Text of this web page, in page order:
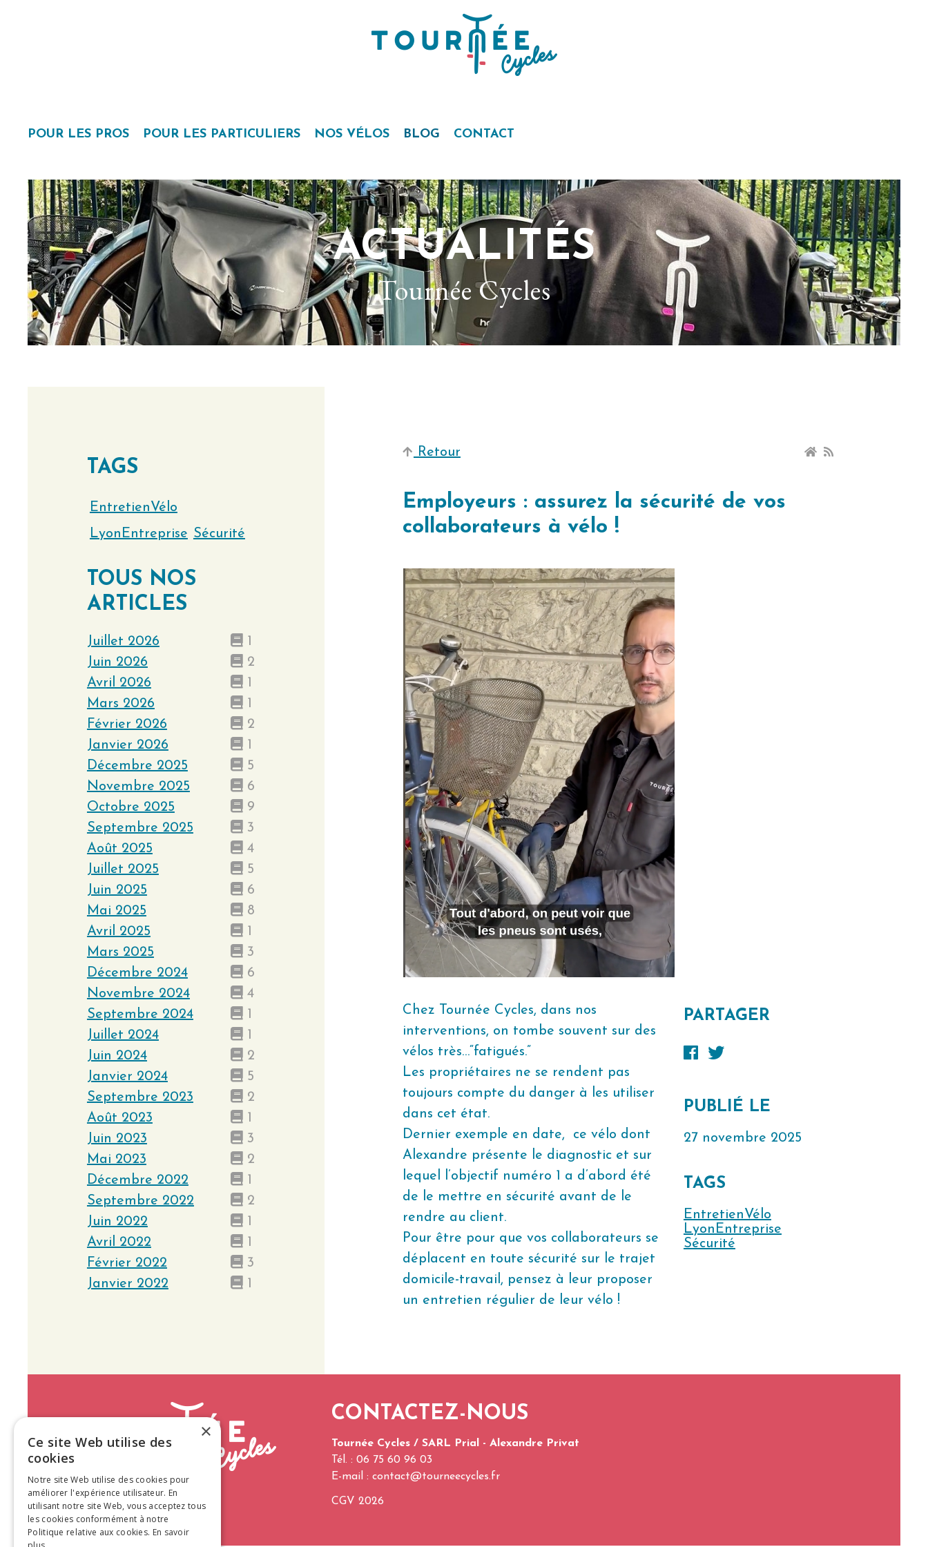
POUR LES PROS POUR LES PARTICULIERS NOS VÉLOS BLOG CONTACT
ACTUALITÉS
Tournée Cycles
Retour
Employeurs : assurez la sécurité de vos
collaborateurs à vélo !
PARTAGER
PUBLIÉ LE
27 novembre 2025
TAGS
EntretienVélo
LyonEntreprise
Sécurité
Chez Tournée Cycles, dans nos
interventions, on tombe souvent sur des
vélos très…“fatigués.”
Les propriétaires ne se rendent pas
toujours compte du danger à les utiliser
dans cet état.
Dernier exemple en date, ce vélo dont
Alexandre présente le diagnostic et sur
lequel l’objectif numéro 1 a d’abord été
de le mettre en sécurité avant de le
rendre au client.
Pour être pour que vos collaborateurs se
déplacent en toute sécurité sur le trajet
domicile-travail, pensez à leur proposer
un entretien régulier de leur vélo !
TAGS
EntretienVélo
LyonEntreprise Sécurité
TOUS NOS
ARTICLES
Juillet 2026
1
Juin 2026
2
Avril 2026
1
Mars 2026
1
Février 2026
2
Janvier 2026
1
Décembre 2025
5
Novembre 2025
6
Octobre 2025
9
Septembre 2025
3
Août 2025
4
Juillet 2025
5
Juin 2025
6
Mai 2025
8
Avril 2025
1
Mars 2025
3
Décembre 2024
6
Novembre 2024
4
Septembre 2024
1
Juillet 2024
1
Juin 2024
2
Janvier 2024
5
Septembre 2023
2
Août 2023
1
Juin 2023
3
Mai 2023
2
Décembre 2022
1
Septembre 2022
2
Juin 2022
1
Avril 2022
1
Février 2022
3
Janvier 2022
1
CONTACTEZ-NOUS
Tournée Cycles / SARL Prial - Alexandre Privat
Tél. : 06 75 60 96 03
E-mail : contact@tourneecycles.fr
CGV 2026
×
Ce site Web utilise des
cookies
Notre site Web utilise des cookies pour
améliorer l'expérience utilisateur. En
utilisant notre site Web, vous acceptez tous
les cookies conformément à notre
Politique relative aux cookies. En savoir